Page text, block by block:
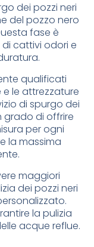
dei pozzi neri
del pozzo nero
fase è
cattivi odori e
qualificati
le attrezzature
di spurgo dei
grado di offrire
per ogni
la massima
maggiori
dei pozzi neri
la pulizia
acque reflue.